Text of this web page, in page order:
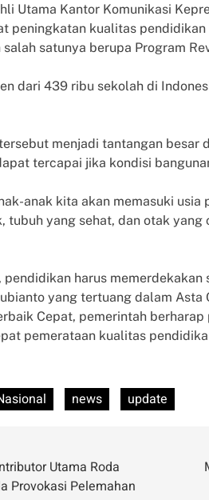
Utama Kantor Komunikasi
peningkatan kualitas
satunya berupa Program
dari 439 ribu sekolah di
menjadi tantangan besar
tercapai jika kondisi
anak kita akan memasuki
tubuh yang sehat, dan otak
pendidikan harus
yang tertuang dalam Asta
Cepat, pemerintah
pemerataan kualitas
news update
Utama Roda
Provokasi Pelemahan